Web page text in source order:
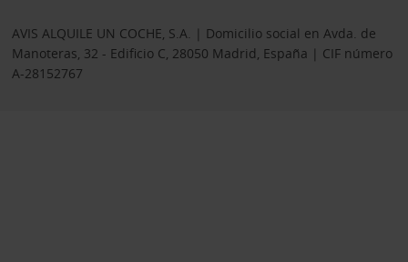
AVIS ALQUILE UN COCHE, S.A. | Domicilio social en Avda. de
Manoteras, 32 - Edificio C, 28050 Madrid, España | CIF número
A-28152767